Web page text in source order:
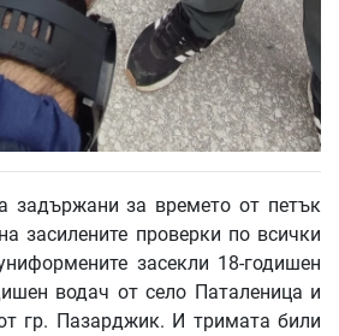
задържани за времето от петък
засилените проверки по всички
засекли 18-годишен
водач от село Паталеница и
гр. Пазарджик. И тримата били